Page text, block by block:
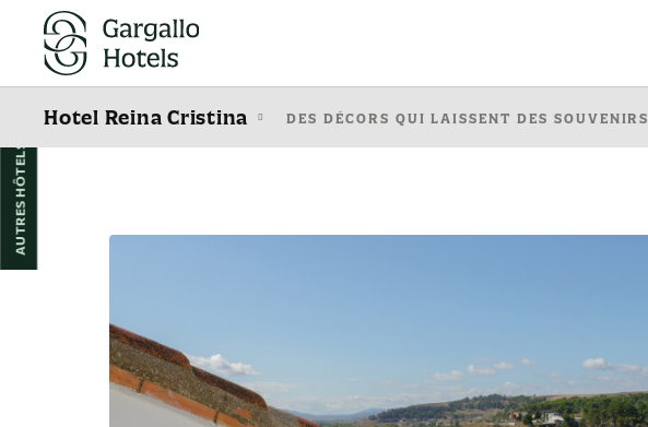
Hotel Reina Cristina DES DÉCORS QUI LAISSENT DES SOUVENIRS
AUTRES HÔTELS